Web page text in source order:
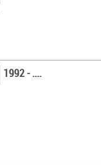
1992 - ....